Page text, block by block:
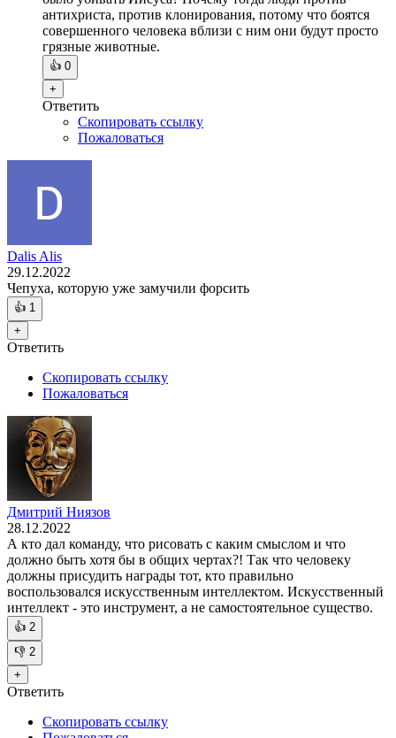
антихриста, против клонирования, потому что боятся
совершенного человека вблизи с ним они будут просто
грязные животные.
👍 0
+
Ответить
Скопировать ссылку
Пожаловаться
Dalis Alis
29.12.2022
Чепуха, которую уже замучили форсить
👍 1
+
Ответить
Скопировать ссылку
Пожаловаться
Дмитрий Ниязов
28.12.2022
А кто дал команду, что рисовать с каким смыслом и что
должно быть хотя бы в общих чертах?! Так что человеку
должны присудить награды тот, кто правильно
воспользовался искусственным интеллектом. Искусственный
интеллект - это инструмент, а не самостоятельное существо.
👍 2
👎 2
+
Ответить
Скопировать ссылку